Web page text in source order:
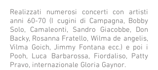
Realizzati numerosi concerti con artisti
anni 60-70 (I cugini di Campagna, Bobby
Solo, Camaleonti, Sandro Giacobbe, Don
Backy, Rosanna Fratello, Wilma de angelis,
Vilma Goich, Jimmy Fontana ecc.) e poi i
Pooh, Luca Barbarossa, Fiordaliso, Patty
Pravo, internazionale Gloria Gaynor.